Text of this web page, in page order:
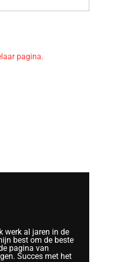
pagina.
werk al jaren in de
best om de beste
pagina van
Succes met het